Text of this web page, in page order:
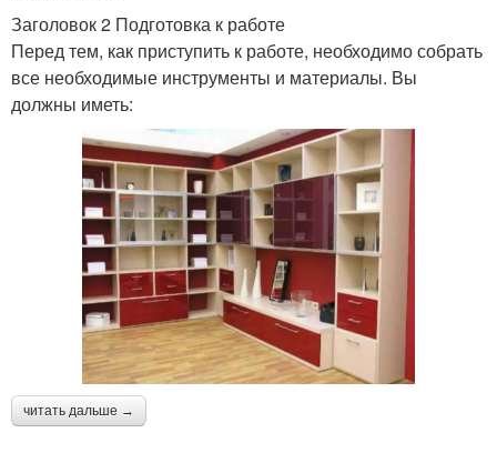
Заголовок 2 Подготовка к работе
Перед тем, как приступить к работе, необходимо собрать
все необходимые инструменты и материалы. Вы
должны иметь:
читать дальше →